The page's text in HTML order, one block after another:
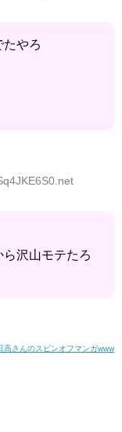
やろ
沢山モテたろ
高さんのスピンオフマンガwww